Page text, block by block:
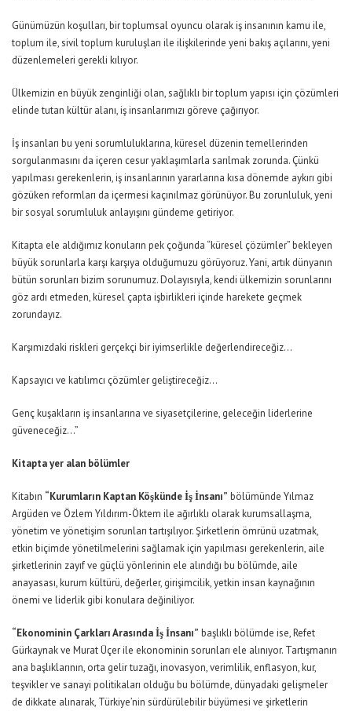
Günümüzün koşulları, bir toplumsal oyuncu olarak iş insanının kamu ile,
toplum ile, sivil toplum kuruluşları ile ilişkilerinde yeni bakış açılarını, yeni
düzenlemeleri gerekli kılıyor.
Ülkemizin en büyük zenginliği olan, sağlıklı bir toplum yapısı için çözümleri
elinde tutan kültür alanı, iş insanlarımızı göreve çağırıyor.
İş insanları bu yeni sorumluluklarına, küresel düzenin temellerinden
sorgulanmasını da içeren cesur yaklaşımlarla sarılmak zorunda. Çünkü
yapılması gerekenlerin, iş insanlarının yararlarına kısa dönemde aykırı gibi
gözüken reformları da içermesi kaçınılmaz görünüyor. Bu zorunluluk, yeni
bir sosyal sorumluluk anlayışını gündeme getiriyor.
Kitapta ele aldığımız konuların pek çoğunda “küresel çözümler” bekleyen
büyük sorunlarla karşı karşıya olduğumuzu görüyoruz. Yani, artık dünyanın
bütün sorunları bizim sorunumuz. Dolayısıyla, kendi ülkemizin sorunlarını
göz ardı etmeden, küresel çapta işbirlikleri içinde harekete geçmek
zorundayız.
Karşımızdaki riskleri gerçekçi bir iyimserlikle değerlendireceğiz…
Kapsayıcı ve katılımcı çözümler geliştireceğiz…
Genç kuşakların iş insanlarına ve siyasetçilerine, geleceğin liderlerine
güveneceğiz…”
Kitapta yer alan bölümler
Kitabın “Kurumların Kaptan Köşkünde İş İnsanı” bölümünde Yılmaz
Argüden ve Özlem Yıldırım-Öktem ile ağırlıklı olarak kurumsallaşma,
yönetim ve yönetişim sorunları tartışılıyor. Şirketlerin ömrünü uzatmak,
etkin biçimde yönetilmelerini sağlamak için yapılması gerekenlerin, aile
şirketlerinin zayıf ve güçlü yönlerinin ele alındığı bu bölümde, aile
anayasası, kurum kültürü, değerler, girişimcilik, yetkin insan kaynağının
önemi ve liderlik gibi konulara değiniliyor.
“Ekonominin Çarkları Arasında İş İnsanı” başlıklı bölümde ise, Refet
Gürkaynak ve Murat Üçer ile ekonominin sorunları ele alınıyor. Tartışmanın
ana başlıklarının, orta gelir tuzağı, inovasyon, verimlilik, enflasyon, kur,
teşvikler ve sanayi politikaları olduğu bu bölümde, dünyadaki gelişmeler
de dikkate alınarak, Türkiye’nin sürdürülebilir büyümesi ve şirketlerin